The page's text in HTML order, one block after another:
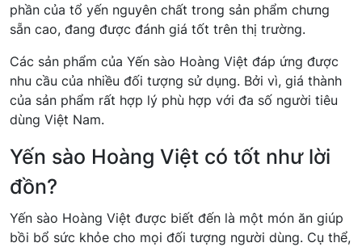
phần của tổ yến nguyên chất trong sản phẩm chưng
sẵn cao, đang được đánh giá tốt trên thị trường.
Các sản phẩm của Yến sào Hoàng Việt đáp ứng được
nhu cầu của nhiều đối tượng sử dụng. Bởi vì, giá thành
của sản phẩm rất hợp lý phù hợp với đa số người tiêu
dùng Việt Nam.
Yến sào Hoàng Việt có tốt như lời
đồn?
Yến sào Hoàng Việt được biết đến là một món ăn giúp
bồi bổ sức khỏe cho mọi đối tượng người dùng. Cụ thể,